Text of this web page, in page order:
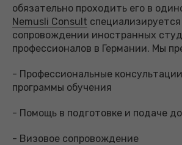
обязательно проходить его в
Nemusli Consult
сопровождении иностранных
профессионалов в Германии. Мы
- Профессиональные
программы обучения
- Помощь в подготовке и подаче
- Визовое сопровождение